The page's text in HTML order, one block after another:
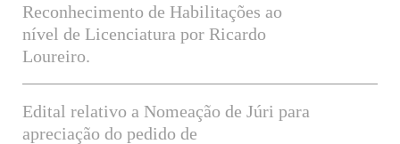
Reconhecimento de Habilitações ao
nível de Licenciatura por Ricardo
Loureiro.
Edital relativo a Nomeação de Júri para
apreciação do pedido de